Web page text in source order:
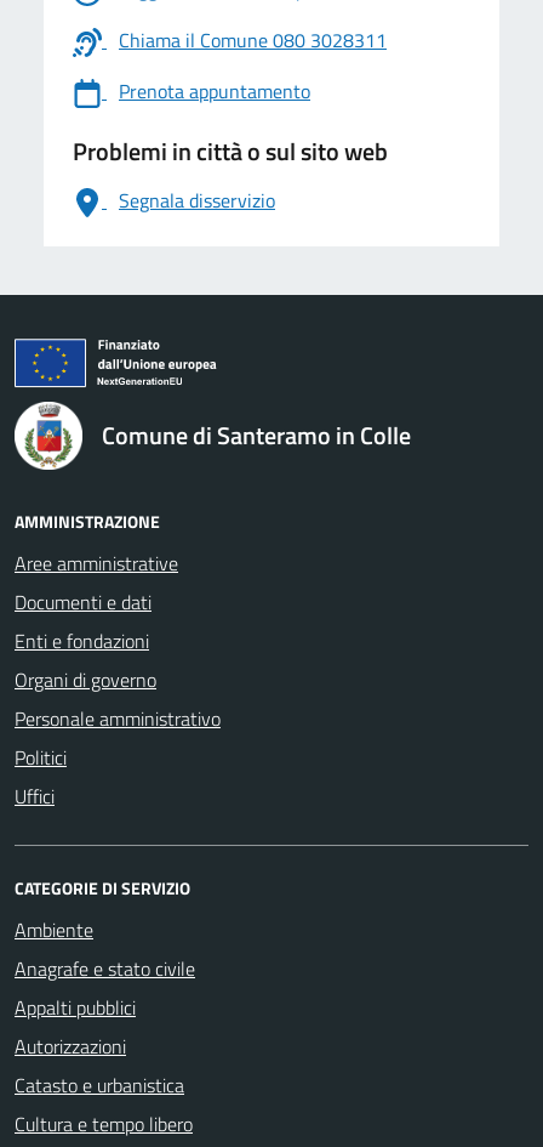
Chiama il Comune 080 3028311
Prenota appuntamento
Problemi in città o sul sito web
Segnala disservizio
logo Unione Europea
Comune di Santeramo in Colle
AMMINISTRAZIONE
Aree amministrative
Documenti e dati
Enti e fondazioni
Organi di governo
Personale amministrativo
Politici
Uffici
CATEGORIE DI SERVIZIO
Ambiente
Anagrafe e stato civile
Appalti pubblici
Autorizzazioni
Catasto e urbanistica
Cultura e tempo libero